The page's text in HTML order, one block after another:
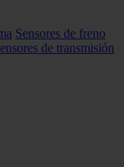
Sensores de freno
de transmisión